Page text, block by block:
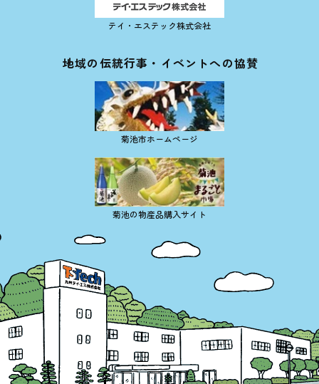
テイ・エステック株式会社
地域の伝統行事・イベントへの協賛
菊池市ホームページ
菊池の物産品購入サイト